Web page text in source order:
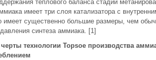
теплового баланса стадии
имеет три слоя катализатора с
имеет существенно большие размеры, чем
синтеза аммиака. [1]
технологии Topsoe производства